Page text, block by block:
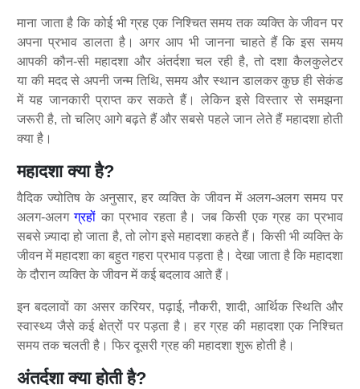
माना जाता है कि कोई भी ग्रह एक निश्चित समय तक व्यक्ति के जीवन पर
अपना प्रभाव डालता है। अगर आप भी जानना चाहते हैं कि इस समय
आपकी कौन-सी महादशा और अंतर्दशा चल रही है, तो दशा कैलकुलेटर
या की मदद से अपनी जन्म तिथि, समय और स्थान डालकर कुछ ही सेकंड
में यह जानकारी प्राप्त कर सकते हैं। लेकिन इसे विस्तार से समझना
जरूरी है, तो चलिए आगे बढ़ते हैं और सबसे पहले जान लेते हैं महादशा होती
क्या है।
महादशा क्या है?
वैदिक ज्योतिष के अनुसार, हर व्यक्ति के जीवन में अलग-अलग समय पर
अलग-अलगग्रहों का प्रभाव रहता है। जब किसी एक ग्रह का प्रभाव
सबसे ज़्यादा हो जाता है, तो लोग इसे महादशा कहते हैं। किसी भी व्यक्ति के
जीवन में महादशा का बहुत गहरा प्रभाव पड़ता है। देखा जाता है कि महादशा
के दौरान व्यक्ति के जीवन में कई बदलाव आते हैं।
इन बदलावों का असर करियर, पढ़ाई, नौकरी, शादी, आर्थिक स्थिति और
स्वास्थ्य जैसे कई क्षेत्रों पर पड़ता है। हर ग्रह की महादशा एक निश्चित
समय तक चलती है। फिर दूसरी ग्रह की महादशा शुरू होती है।
अंतर्दशा क्या होती है?